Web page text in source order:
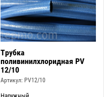
Трубка
поливинилхлоридная PV
12/10
Артикул: PV12/10